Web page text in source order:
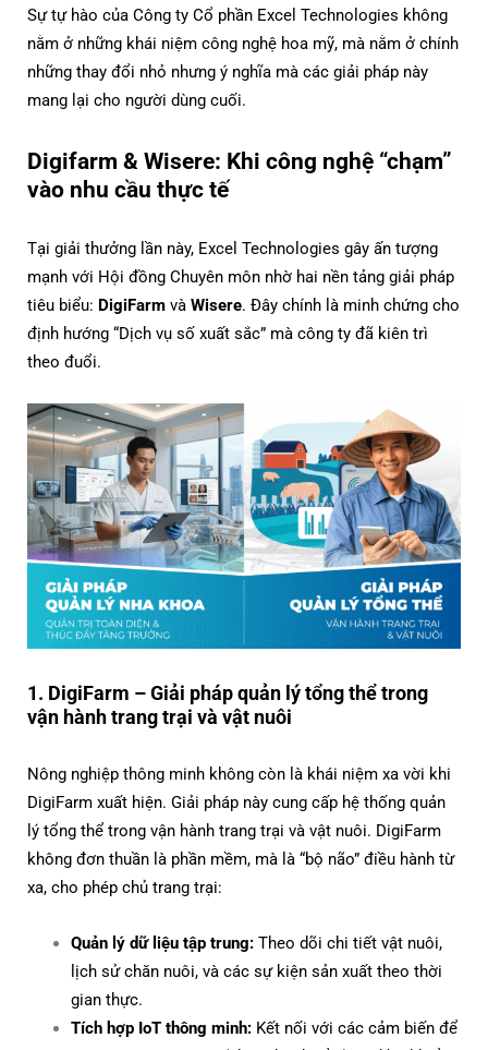
Sự tự hào của Công ty Cổ phần Excel Technologies không
nằm ở những khái niệm công nghệ hoa mỹ, mà nằm ở chính
những thay đổi nhỏ nhưng ý nghĩa mà các giải pháp này
mang lại cho người dùng cuối.
Digifarm & Wisere: Khi công nghệ “chạm”
vào nhu cầu thực tế
Tại giải thưởng lần này, Excel Technologies gây ấn tượng
mạnh với Hội đồng Chuyên môn nhờ hai nền tảng giải pháp
tiêu biểu: DigiFarm và Wisere. Đây chính là minh chứng cho
định hướng “Dịch vụ số xuất sắc” mà công ty đã kiên trì
theo đuổi.
1. DigiFarm – Giải pháp quản lý tổng thể trong
vận hành trang trại và vật nuôi
Nông nghiệp thông minh không còn là khái niệm xa vời khi
DigiFarm xuất hiện. Giải pháp này cung cấp hệ thống quản
lý tổng thể trong vận hành trang trại và vật nuôi. DigiFarm
không đơn thuần là phần mềm, mà là “bộ não” điều hành từ
xa, cho phép chủ trang trại:
Quản lý dữ liệu tập trung: Theo dõi chi tiết vật nuôi,
lịch sử chăn nuôi, và các sự kiện sản xuất theo thời
gian thực.
Tích hợp IoT thông minh: Kết nối với các cảm biến để